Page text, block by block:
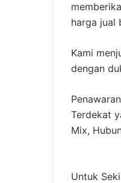
harga jual
Kami
dengan
Terdekat
Mix,
Untuk